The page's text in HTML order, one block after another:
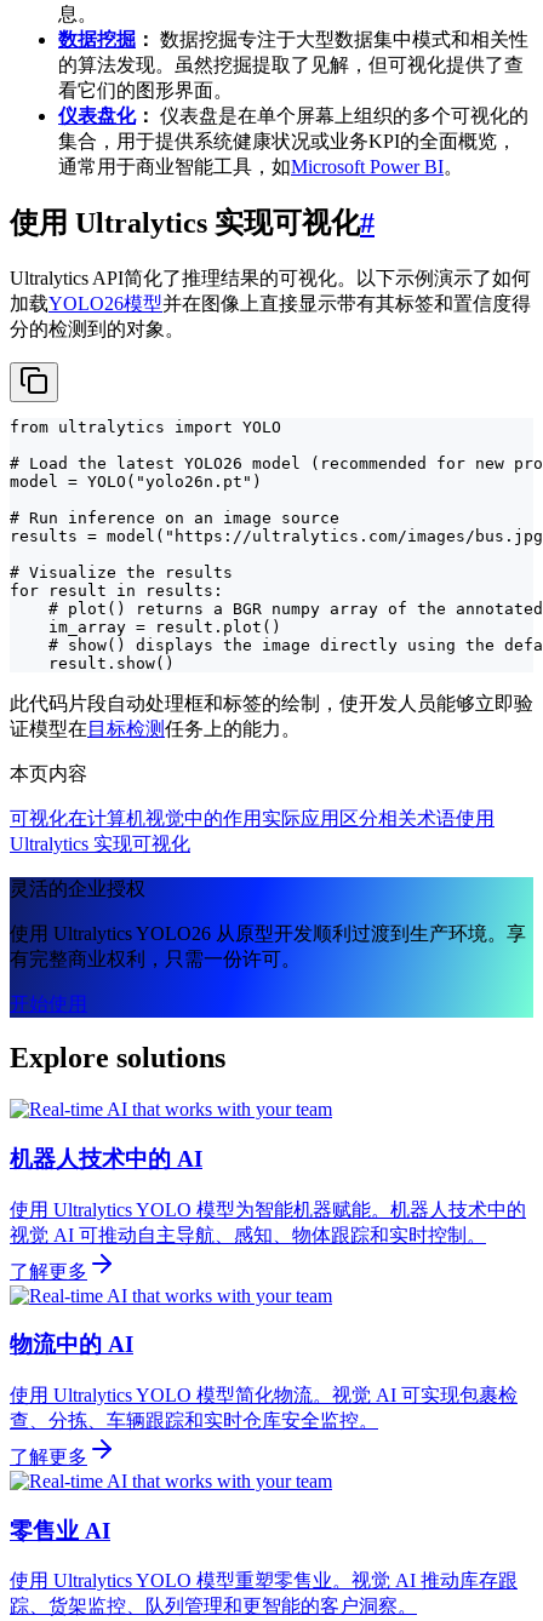
息。
数据挖掘 ： 数据挖掘专注于大型数据集中模式和相关性
的算法发现。虽然挖掘提取了见解，但可视化提供了查
看它们的图形界面。
仪表盘化： 仪表盘是在单个屏幕上组织的多个可视化的
集合，用于提供系统健康状况或业务KPI的全面概览，
通常用于商业智能工具，如Microsoft Power BI。
使用 Ultralytics 实现可视化#
Ultralytics API简化了推理结果的可视化。以下示例演示了如何
加载YOLO26模型并在图像上直接显示带有其标签和置信度得
分的检测到的对象。
from ultralytics import YOLO
# Load the latest YOLO26 model (recommended for new
model = YOLO("yolo26n.pt")
# Run inference on an image source
results = model("https://ultralytics.com/images/
# Visualize the results
for result in results:
# plot() returns a BGR numpy array of the
    im_array = result.plot()
# show() displays the image directly using the
    result.show()
此代码片段自动处理框和标签的绘制，使开发人员能够立即验
证模型在 目标检测任务上的能力。
本页内容
可视化在计算机视觉中的作用 实际应用 区分相关术语使用
Ultralytics 实现可视化
灵活的企业授权
使用 Ultralytics YOLO26 从原型开发顺利过渡到生产环境。享
有完整商业权利，只需一份许可。
开始使用
Explore solutions
机器人技术中的 AI
使用 Ultralytics YOLO 模型为智能机器赋能。机器人技术中的
视觉 AI 可推动自主导航、感知、物体跟踪和实时控制。
了解更多
物流中的 AI
使用 Ultralytics YOLO 模型简化物流。视觉 AI 可实现包裹检
查、分拣、车辆跟踪和实时仓库安全监控。
了解更多
零售业 AI
使用 Ultralytics YOLO 模型重塑零售业。视觉 AI 推动库存跟
踪、货架监控、队列管理和更智能的客户洞察。